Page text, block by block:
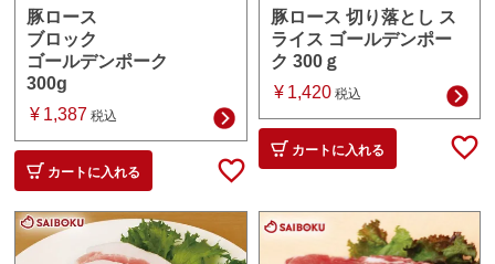
豚ロース
ブロック
ゴールデンポーク
300g
¥ 1,387 税込
カートに入れる
豚ロース 切り落とし ス
ライス ゴールデンポー
ク 300ｇ
¥ 1,420 税込
カートに入れる